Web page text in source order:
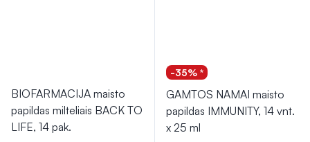
BIOFARMACIJA maisto
papildas milteliais BACK TO
LIFE, 14 pak.
-35% *
GAMTOS NAMAI maisto
papildas IMMUNITY, 14 vnt.
x 25 ml